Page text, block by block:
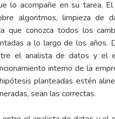
lo acompañe en su tarea.
algoritmos, limpieza de
que conozca todos los
a lo largo de los años.
el analista de datos y el
interno de la
planteadas estén
sean las correctas.